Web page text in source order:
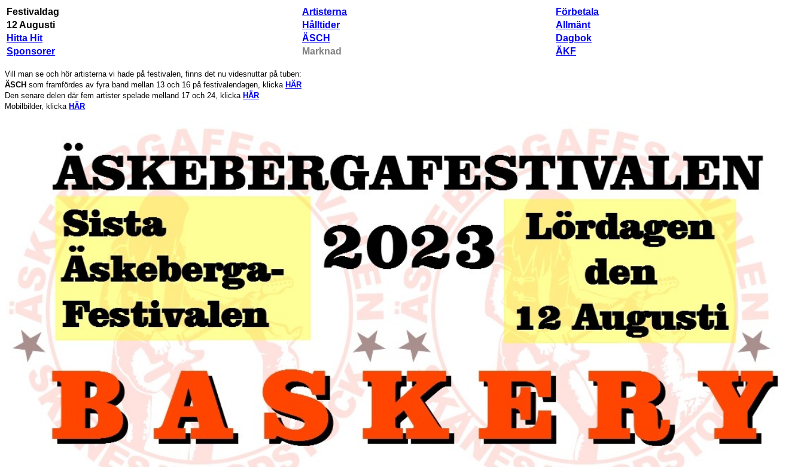
Festivaldag Artisterna
Förbetala
12 Augusti
Hålltider
Allmänt
Hitta Hit
ÄSCH
Dagbok
Sponsorer
Marknad ÄKF
Vill man se och hör artisterna vi hade på festivalen, finns det nu videsnuttar på tuben:
ÄSCH som framfördes av fyra band mellan 13 och 16 på festivalendagen, klicka HÄR
Den senare delen där fem artister spelade melland 17 och 24, klicka HÄR
Mobilbilder, klicka HÄR